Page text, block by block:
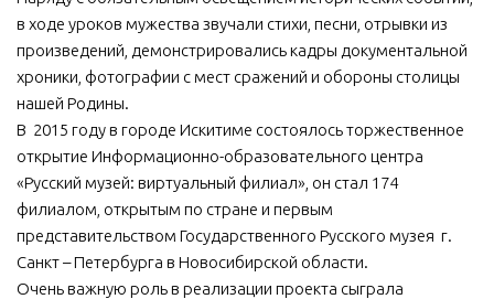
в ходе уроков мужества звучали стихи, песни, отрывки из
произведений, демонстрировались кадры документальной
хроники, фотографии с мест сражений и обороны столицы
нашей Родины.
В 2015 году в городе Искитиме состоялось торжественное
открытие Информационно-образовательного центра
«Русский музей: виртуальный филиал», он стал 174
филиалом, открытым по стране и первым
представительством Государственного Русского музея г.
Санкт – Петербурга в Новосибирской области.
Очень важную роль в реализации проекта сыграла